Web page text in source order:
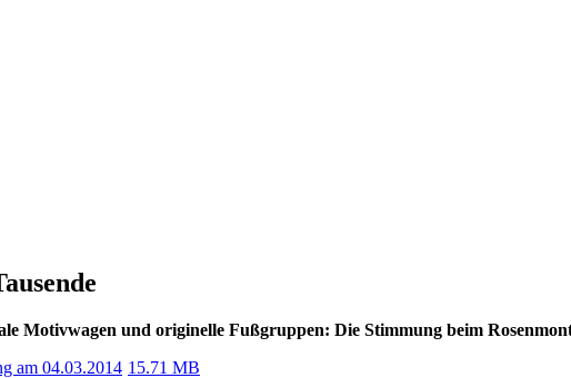
Motivwagen und originelle Fußgruppen: Die Stimmung beim
am 04.03.2014 15.71 MB